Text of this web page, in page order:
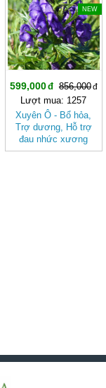
NEW
599,000
856,000
Lượt mua: 1257
Xuyên Ô - Bổ hỏa,
Trợ dương, Hỗ trợ
đau nhức xương
khớp BAK841